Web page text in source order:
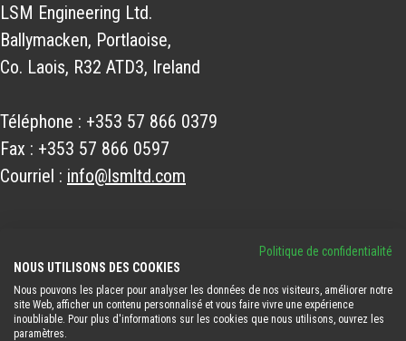
LSM Engineering Ltd.
Ballymacken, Portlaoise,
Co. Laois, R32 ATD3, Ireland
Téléphone : +353 57 866 0379
Fax : +353 57 866 0597
Courriel : info@lsmltd.com
NOUS SUIVRE
Politique de confidentialité
NOUS UTILISONS DES COOKIES
Nous pouvons les placer pour analyser les données de nos visiteurs, améliorer notre
site Web, afficher un contenu personnalisé et vous faire vivre une expérience
inoubliable. Pour plus d'informations sur les cookies que nous utilisons, ouvrez les
paramètres.